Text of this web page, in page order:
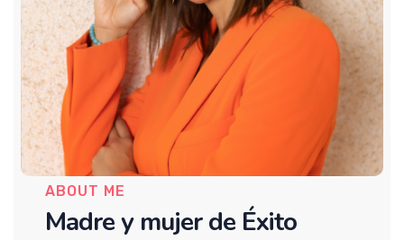
ABOUT ME
Madre y mujer de Éxito